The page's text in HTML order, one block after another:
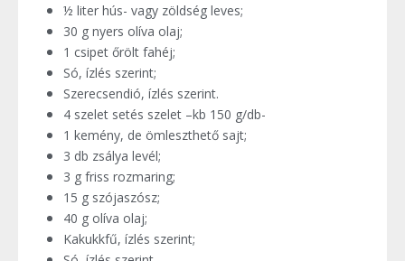
½ liter hús- vagy zöldség leves;
30 g nyers olíva olaj;
1 csipet őrölt fahéj;
Só, ízlés szerint;
Szerecsendió, ízlés szerint.
4 szelet setés szelet –kb 150 g/db-
1 kemény, de ömleszthető sajt;
3 db zsálya levél;
3 g friss rozmaring;
15 g szójaszósz;
40 g olíva olaj;
Kakukkfű, ízlés szerint;